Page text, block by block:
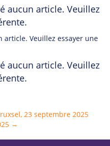
aucun article. Veuillez
article. Veuillez essayer une
aucun article. Veuillez
23 septembre 2025
→